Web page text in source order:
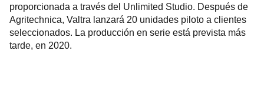
proporcionada a través del Unlimited Studio. Después de
Agritechnica, Valtra lanzará 20 unidades piloto a clientes
seleccionados. La producción en serie está prevista más
tarde, en 2020.